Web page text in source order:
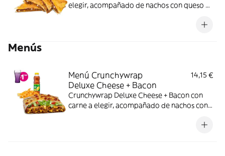
elegir, acompañado de nachos con queso o
muestra una Quesadilla Deluxe partida en 4
Menús
Menú Crunchywrap
Deluxe Cheese + Bacon
14,15 €
Crunchywrap Deluxe Cheese + Bacon con
carne a elegir, acompañado de nachos con